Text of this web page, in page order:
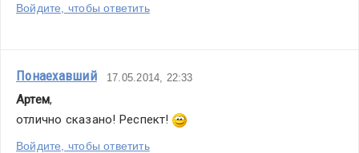
Войдите, чтобы ответить
Понаехавший 17.05.2014, 22:33
Артем,
отлично сказано! Респект!
Войдите, чтобы ответить